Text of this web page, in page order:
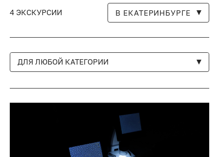
4 ЭКСКУРСИИ В ЕКАТЕРИНБУРГЕ
ДЛЯ ЛЮБОЙ КАТЕГОРИИ